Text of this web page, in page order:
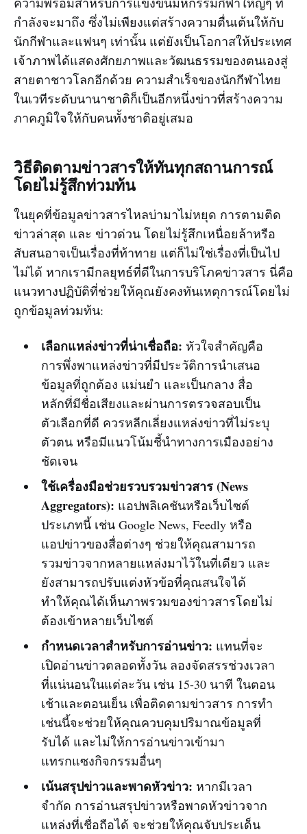
กำลังจะมาถึง ซึ่งไม่เพียงแต่สร้างความตื่นเต้นให้กับ
นักกีฬาและแฟนๆ เท่านั้น แต่ยังเป็นโอกาสให้ประเทศ
เจ้าภาพได้แสดงศักยภาพและวัฒนธรรมของตนเองสู่
สายตาชาวโลกอีกด้วย ความสำเร็จของนักกีฬาไทย
ในเวทีระดับนานาชาติก็เป็นอีกหนึ่งข่าวที่สร้างความ
ภาคภูมิใจให้กับคนทั้งชาติอยู่เสมอ
วิธีติดตามข่าวสารให้ทันทุกสถานการณ์
โดยไม่รู้สึกท่วมท้น
ในยุคที่ข้อมูลข่าวสารไหลบ่ามาไม่หยุด การตามติด
ข่าวล่าสุด และ ข่าวด่วน โดยไม่รู้สึกเหนื่อยล้าหรือ
สับสนอาจเป็นเรื่องที่ท้าทาย แต่ก็ไม่ใช่เรื่องที่เป็นไป
ไม่ได้ หากเรามีกลยุทธ์ที่ดีในการบริโภคข่าวสาร นี่คือ
แนวทางปฏิบัติที่ช่วยให้คุณยังคงทันเหตุการณ์โดยไม่
ถูกข้อมูลท่วมท้น:
เลือกแหล่งข่าวที่น่าเชื่อถือ: หัวใจสำคัญคือ
การพึ่งพาแหล่งข่าวที่มีประวัติการนำเสนอ
ข้อมูลที่ถูกต้อง แม่นยำ และเป็นกลาง สื่อ
หลักที่มีชื่อเสียงและผ่านการตรวจสอบเป็น
ตัวเลือกที่ดี ควรหลีกเลี่ยงแหล่งข่าวที่ไม่ระบุ
ตัวตน หรือมีแนวโน้มชี้นำทางการเมืองอย่าง
ชัดเจน
ใช้เครื่องมือช่วยรวบรวมข่าวสาร (News
Aggregators): แอปพลิเคชันหรือเว็บไซต์
ประเภทนี้ เช่น Google News, Feedly หรือ
แอปข่าวของสื่อต่างๆ ช่วยให้คุณสามารถ
รวมข่าวจากหลายแหล่งมาไว้ในที่เดียว และ
ยังสามารถปรับแต่งหัวข้อที่คุณสนใจได้
ทำให้คุณได้เห็นภาพรวมของข่าวสารโดยไม่
ต้องเข้าหลายเว็บไซต์
กำหนดเวลาสำหรับการอ่านข่าว: แทนที่จะ
เปิดอ่านข่าวตลอดทั้งวัน ลองจัดสรรช่วงเวลา
ที่แน่นอนในแต่ละวัน เช่น 15-30 นาที ในตอน
เช้าและตอนเย็น เพื่อติดตามข่าวสาร การทำ
เช่นนี้จะช่วยให้คุณควบคุมปริมาณข้อมูลที่
รับได้ และไม่ให้การอ่านข่าวเข้ามา
แทรกแซงกิจกรรมอื่นๆ
เน้นสรุปข่าวและพาดหัวข่าว: หากมีเวลา
จำกัด การอ่านสรุปข่าวหรือพาดหัวข่าวจาก
แหล่งที่เชื่อถือได้ จะช่วยให้คุณจับประเด็น